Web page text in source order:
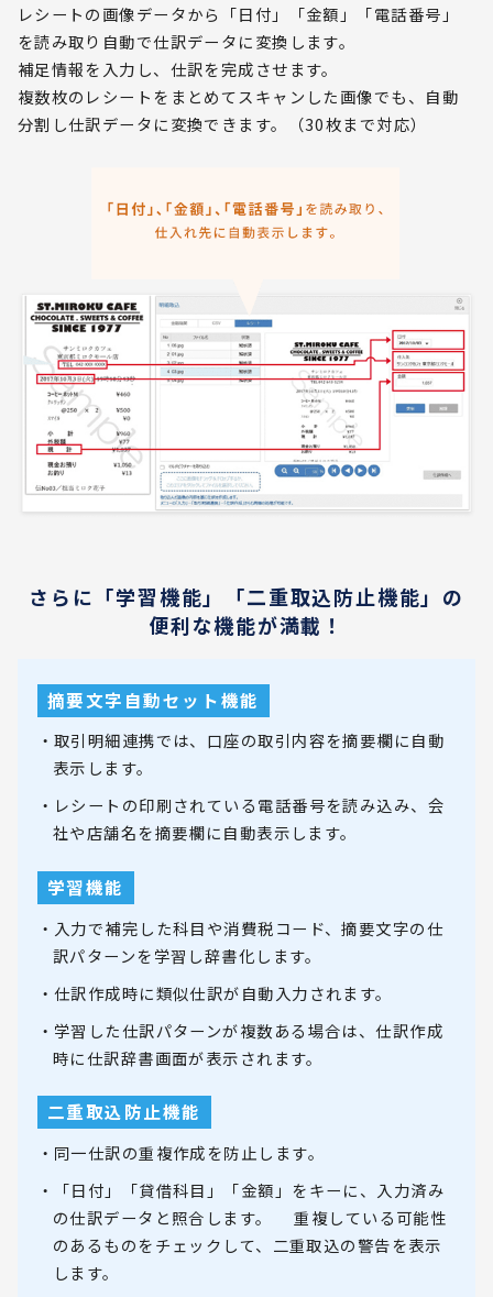
レシートの画像データから「日付」「金額」「電話番号」
を読み取り自動で仕訳データに変換します。
補足情報を入力し、仕訳を完成させます。
複数枚のレシートをまとめてスキャンした画像でも、自動
分割し仕訳データに変換できます。（30枚まで対応）
さらに「学習機能」「二重取込防止機能」の
便利な機能が満載！
摘要文字自動セット機能
・取引明細連携では、口座の取引内容を摘要欄に自動
表示します。
・レシートの印刷されている電話番号を読み込み、会
社や店舗名を摘要欄に自動表示します。
学習機能
・入力で補完した科目や消費税コード、摘要文字の仕
訳パターンを学習し辞書化します。
・仕訳作成時に類似仕訳が自動入力されます。
・学習した仕訳パターンが複数ある場合は、仕訳作成
時に仕訳辞書画面が表示されます。
二重取込防止機能
・同一仕訳の重複作成を防止します。
・「日付」「貸借科目」「金額」をキーに、入力済み
の仕訳データと照合します。 重複している可能性
のあるものをチェックして、二重取込の警告を表示
します。